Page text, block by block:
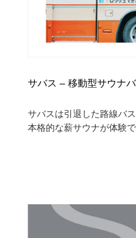
サバス – 移動型サウナ
サバスは引退した路線バ
本格的な薪サウナが体験